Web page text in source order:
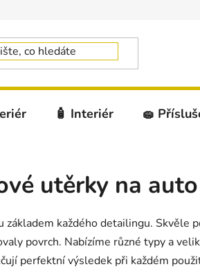
🧴 Interiér 🧽
utěrky na auto
každého detailingu. Skvěle
povrch. Nabízíme různé typy a
perfektní výsledek při každém